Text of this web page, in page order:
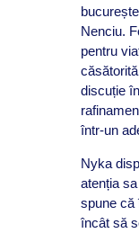
Nenciu.
pentru
discuție
într-un
Nyka
atenția
spune că
încât să